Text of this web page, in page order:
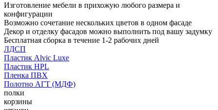
Изготовление мебели в прихожую любого размера и
конфигурации
Возможно сочетание нескольких цветов в одном фасаде
Декор и отделку фасадов можно выполнить под вашу задумку
Бесплатная сборка в течение 1-2 рабочих дней
ЛДСП
Пластик Alvic Luxe
Пластик HPL
Пленка ПВХ
Полотно АГТ (МДФ)
полки
корзины